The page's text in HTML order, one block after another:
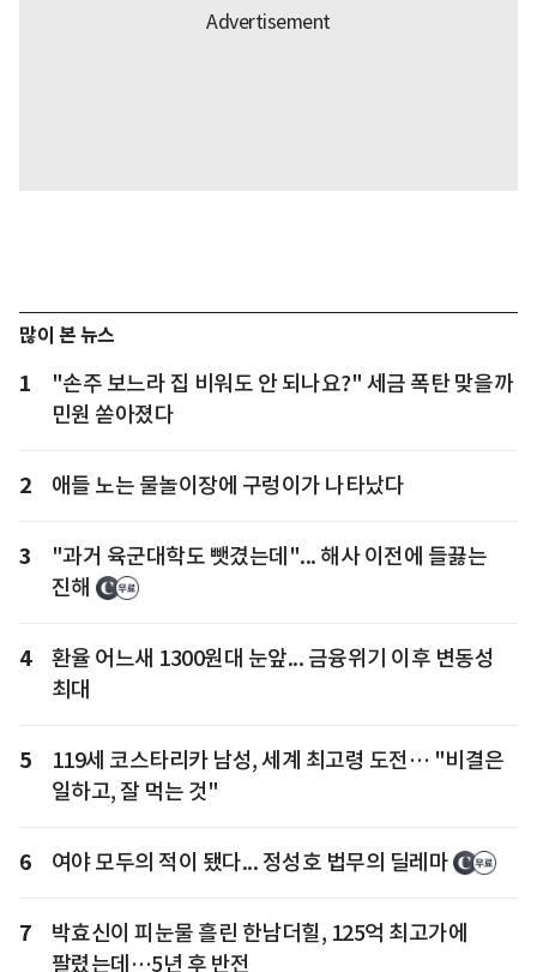
많이 본 뉴스
1
"손주 보느라 집 비워도 안 되나요?" 세금 폭탄 맞을까
민원 쏟아졌다
2 애들 노는 물놀이장에 구렁이가 나타났다
3
"과거 육군대학도 뺏겼는데"... 해사 이전에 들끓는
진해
4
환율 어느새 1300원대 눈앞... 금융위기 이후 변동성
최대
5
119세 코스타리카 남성, 세계 최고령 도전… "비결은
일하고, 잘 먹는 것"
6 여야 모두의 적이 됐다... 정성호 법무의 딜레마
7
박효신이 피눈물 흘린 한남더힐, 125억 최고가에
팔렸는데…5년 후 반전